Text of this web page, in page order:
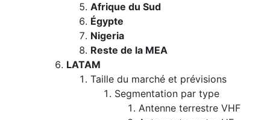
Afrique du Sud
Égypte
Nigeria
Reste de la MEA
LATAM
Taille du marché et prévisions
Segmentation par type
Antenne terrestre VHF